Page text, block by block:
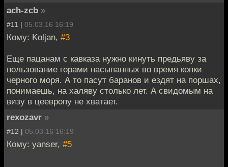
ach-zcb »
#11 | 05.03.16 16:19
Кому: Koljan, #3
Еще пацанам с кавказа нужно кинуть предьяву за
пользование горами насыпанных во время копки
черного моря. А то пасут баранов и ездят на поршах,
понимаешь, на халяву столько лет. А свидомым на
визу в цеевропу не хватает.
rexozavr »
#12 | 05.03.16 16:19
Кому: yanser, #5